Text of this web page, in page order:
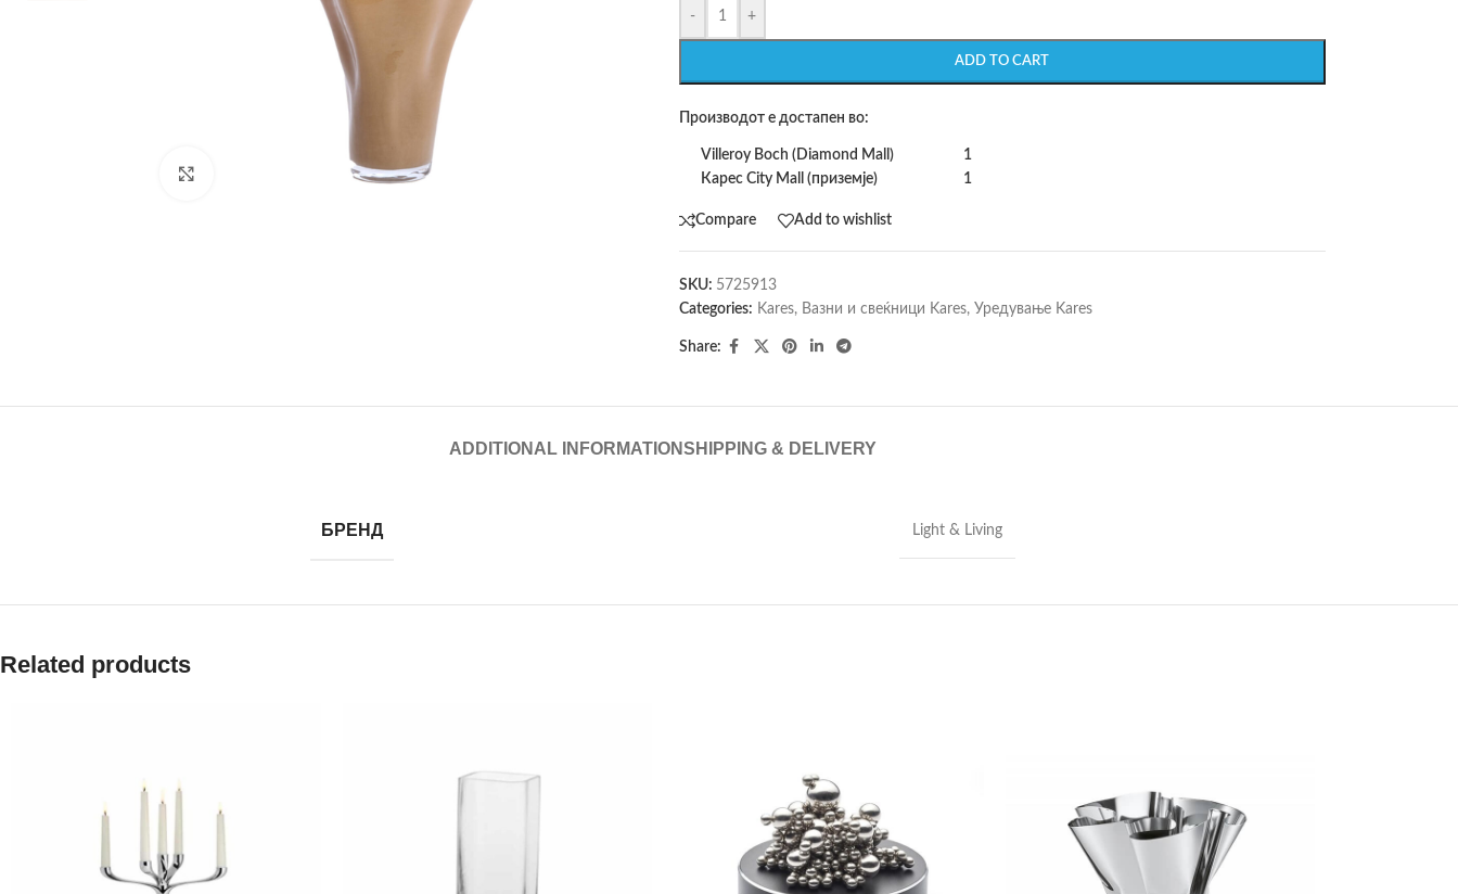
- +
ADD TO CART
Производот е достапен во:
Villeroy Boch (Diamond Mall)
1
Карес City Mall (приземје)
1
Compare Add to wishlist
SKU: 5725913
Categories: Kares, Вазни и свеќници Kares, Уредување Kares
Share:
ADDITIONAL INFORMATIONSHIPPING & DELIVERY
БРЕНД Light & Living
Related products